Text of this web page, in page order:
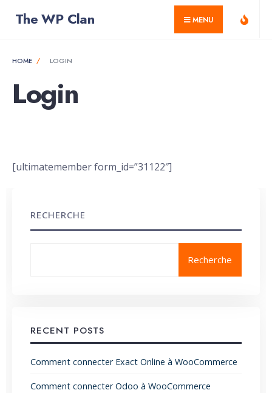
The WP Clan MENU
HOME LOGIN
Login
[ultimatemember form_id=”31122″]
RECHERCHE
Recherche
RECENT POSTS
Comment connecter Exact Online à WooCommerce
Comment connecter Odoo à WooCommerce